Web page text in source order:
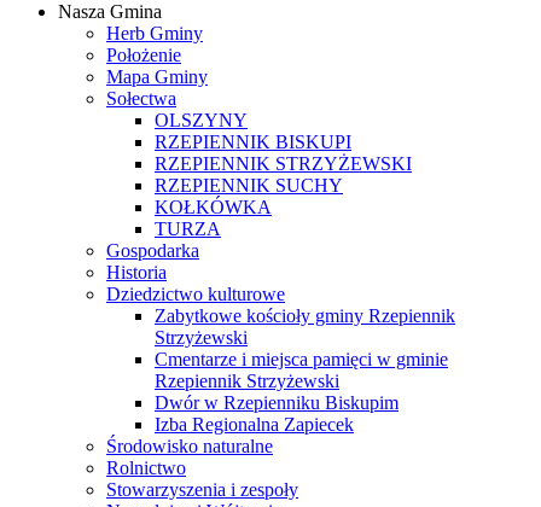
Samorządowy
Internetowy
Nasza Gmina
Herb Gminy
Położenie
Mapa Gminy
Sołectwa
OLSZYNY
RZEPIENNIK BISKUPI
RZEPIENNIK STRZYŻEWSKI
RZEPIENNIK SUCHY
KOŁKÓWKA
TURZA
Gospodarka
Historia
Dziedzictwo kulturowe
Zabytkowe kościoły gminy Rzepiennik
Strzyżewski
Cmentarze i miejsca pamięci w gminie
Rzepiennik Strzyżewski
Dwór w Rzepienniku Biskupim
Izba Regionalna Zapiecek
Środowisko naturalne
Rolnictwo
Stowarzyszenia i zespoły